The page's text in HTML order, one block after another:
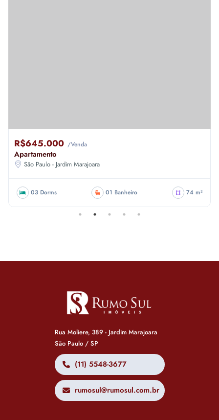
R$645.000 /Venda
Apartamento
São Paulo - Jardim Marajoara
03 Dorms 01 Banheiro 74 m²
Rua Moliere, 389 - Jardim Marajoara
São Paulo / SP
(11) 5548-3677
rumosul@rumosul.com.br